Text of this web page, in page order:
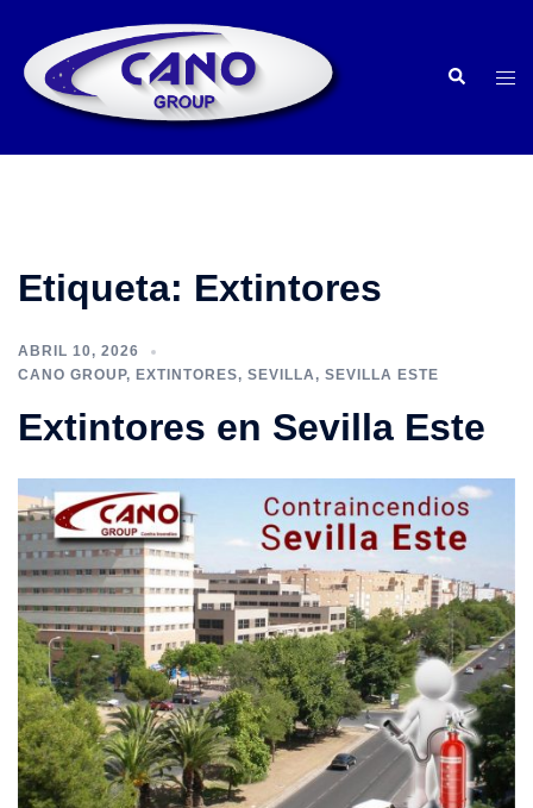
contenido
Buscar
Etiqueta: Extintores
ABRIL 10, 2026
CANO GROUP, EXTINTORES, SEVILLA, SEVILLA ESTE
Extintores en Sevilla Este